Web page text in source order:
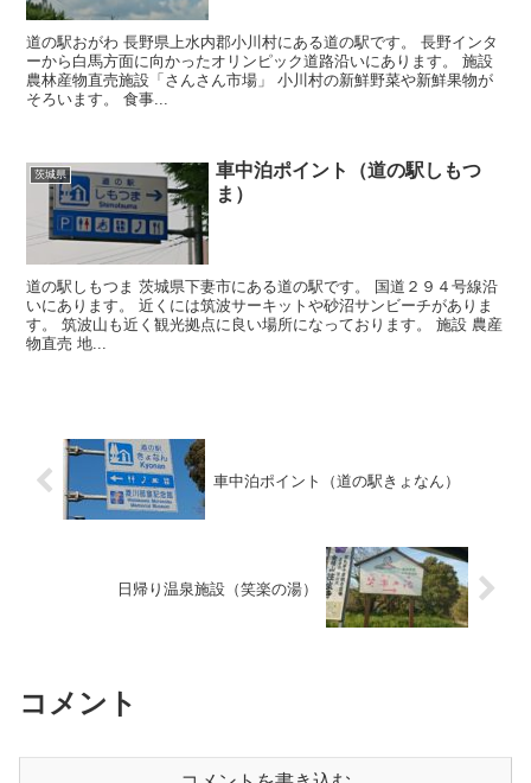
道の駅おがわ 長野県上水内郡小川村にある道の駅です。 長野インタ
ーから白馬方面に向かったオリンピック道路沿いにあります。 施設
農林産物直売施設「さんさん市場」 小川村の新鮮野菜や新鮮果物が
そろいます。 食事...
茨城県
車中泊ポイント（道の駅しもつ
ま）
道の駅しもつま 茨城県下妻市にある道の駅です。 国道２９４号線沿
いにあります。 近くには筑波サーキットや砂沼サンビーチがありま
す。 筑波山も近く観光拠点に良い場所になっております。 施設 農産
物直売 地...
車中泊ポイント（道の駅きょなん）
日帰り温泉施設（笑楽の湯）
コメント